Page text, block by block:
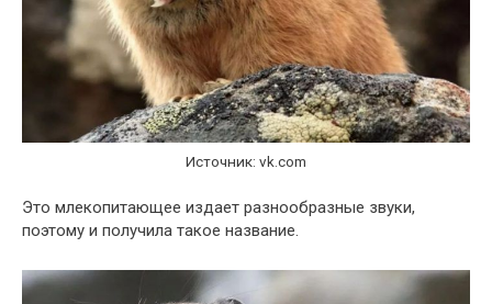
Источник: vk.com
Это млекопитающее издает разнообразные звуки,
поэтому и получила такое название.